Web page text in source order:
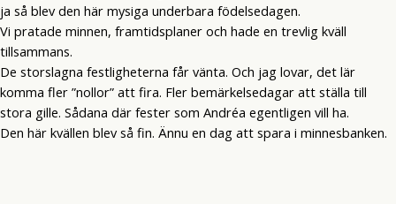
ja så blev den här mysiga underbara födelsedagen.
Vi pratade minnen, framtidsplaner och hade en trevlig kväll
tillsammans.
De storslagna festligheterna får vänta. Och jag lovar, det lär
komma fler ”nollor” att fira. Fler bemärkelsedagar att ställa till
stora gille. Sådana där fester som Andréa egentligen vill ha.
Den här kvällen blev så fin. Ännu en dag att spara i minnesbanken.